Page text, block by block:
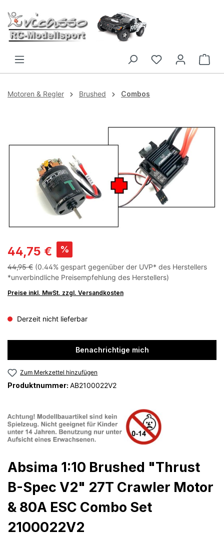
Zum Hauptinhalt springen
Motoren & Regler Brushed Combos
44,75 € %
44,95 € (0.44% gespart gegenüber der UVP* des Herstellers
*unverbindliche Preisempfehlung des Herstellers)
Preise inkl. MwSt. zzgl. Versandkosten
Derzeit nicht lieferbar
Benachrichtige mich
Zum Merkzettel hinzufügen
Produktnummer: AB2100022V2
Absima 1:10 Brushed "Thrust
B-Spec V2" 27T Crawler Motor
& 80A ESC Combo Set
2100022V2